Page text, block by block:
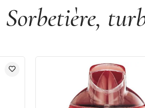
Sorbetière,